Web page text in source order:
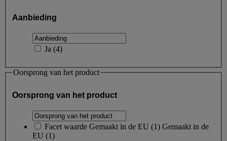
Aanbieding
Ja (4)
Oorsprong van het product
Oorsprong van het product
Facet waarde Gemaakt in de EU (1) Gemaakt in de
EU (1)